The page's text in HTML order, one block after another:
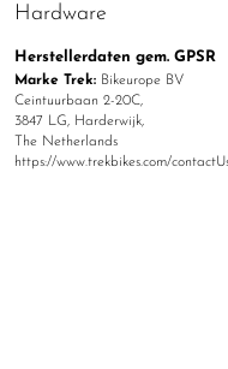
Hardware
Herstellerdaten gem. GPSR
Marke Trek: Bikeurope BV
Ceintuurbaan 2-20C,
3847 LG, Harderwijk,
The Netherlands
https://www.trekbikes.com/